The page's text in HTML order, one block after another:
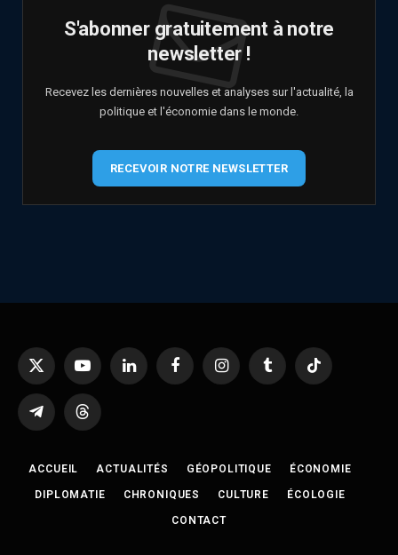
S'abonner gratuitement à notre
newsletter !
Recevez les dernières nouvelles et analyses sur l'actualité, la
politique et l'économie dans le monde.
RECEVOIR NOTRE NEWSLETTER
X
YouTubeLinkedIn FacebookInstagramTumblr TikTok
TelegramThreads
ACCUEIL ACTUALITÉS GÉOPOLITIQUE ÉCONOMIE
DIPLOMATIE CHRONIQUES CULTURE ÉCOLOGIE
CONTACT